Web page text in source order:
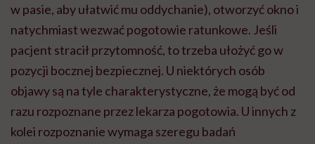
w pasie, aby ułatwić mu oddychanie), otworzyć okno i
natychmiast wezwać pogotowie ratunkowe. Jeśli
pacjent stracił przytomność, to trzeba ułożyć go w
pozycji bocznej bezpiecznej. U niektórych osób
objawy są na tyle charakterystyczne, że mogą być od
razu rozpoznane przez lekarza pogotowia. U innych z
kolei rozpoznanie wymaga szeregu badań